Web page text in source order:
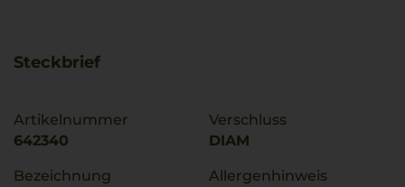
Steckbrief
Artikelnummer
642340
Bezeichnung
Verschluss
DIAM
Allergenhinweis